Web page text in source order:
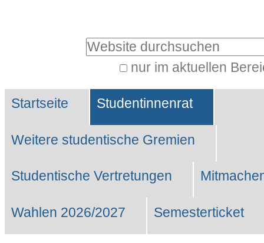
Website durchsuchen
nur im aktuellen
Suche…
Sektionen
Startseite Studentinnenrat
Weitere studentische Gremien
Studentische Vertretungen
Wahlen 2026/2027 Semesterticket